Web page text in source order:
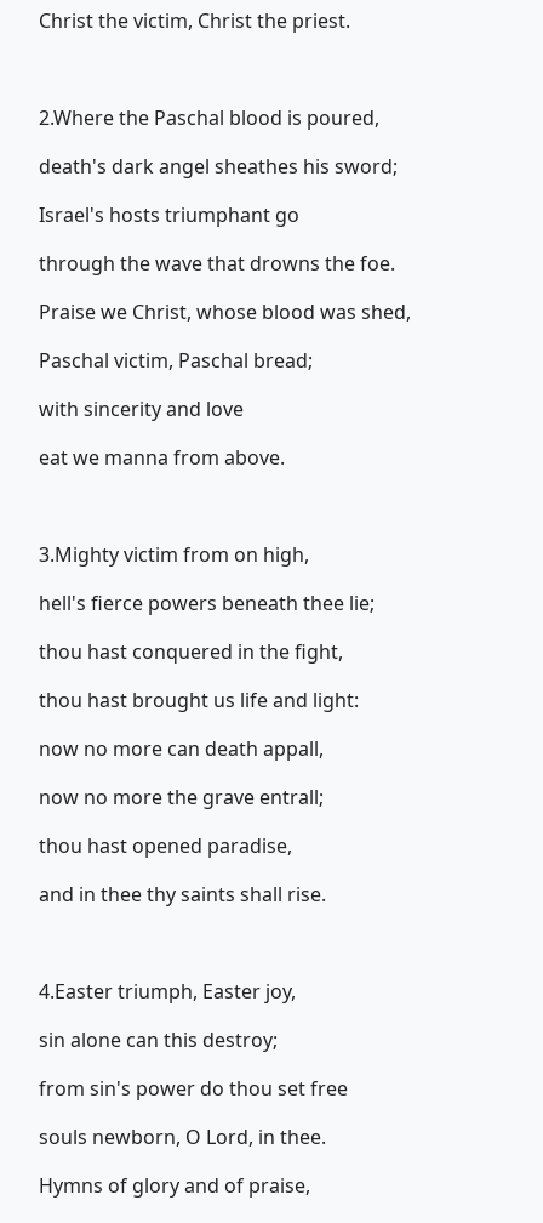
Christ the victim, Christ the priest.
2.Where the Paschal blood is poured,
death's dark angel sheathes his sword;
Israel's hosts triumphant go
through the wave that drowns the foe.
Praise we Christ, whose blood was shed,
Paschal victim, Paschal bread;
with sincerity and love
eat we manna from above.
3.Mighty victim from on high,
hell's fierce powers beneath thee lie;
thou hast conquered in the fight,
thou hast brought us life and light:
now no more can death appall,
now no more the grave entrall;
thou hast opened paradise,
and in thee thy saints shall rise.
4.Easter triumph, Easter joy,
sin alone can this destroy;
from sin's power do thou set free
souls newborn, O Lord, in thee.
Hymns of glory and of praise,